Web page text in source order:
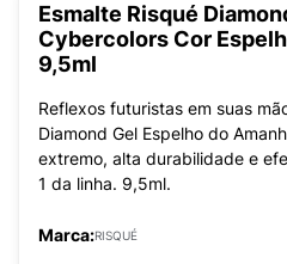
Esmalte Risqué
Cybercolors Cor
9,5ml
Reflexos futuristas em suas
Diamond Gel Espelho do
extremo, alta durabilidade e
1 da linha. 9,5ml.
Marca:RISQUÉ